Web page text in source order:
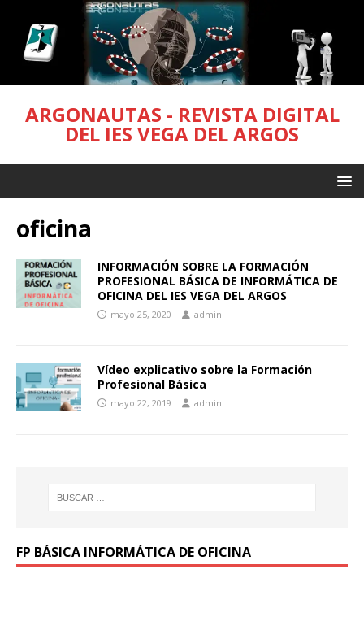
ARGONAUTAS - REVISTA DIGITAL
DEL IES VEGA DEL ARGOS
oficina
INFORMACIÓN SOBRE LA FORMACIÓN
PROFESIONAL BÁSICA DE INFORMÁTICA DE
OFICINA DEL IES VEGA DEL ARGOS
mayo 25, 2020 admin
Vídeo explicativo sobre la Formación
Profesional Básica
mayo 22, 2019 admin
FP BÁSICA INFORMÁTICA DE OFICINA